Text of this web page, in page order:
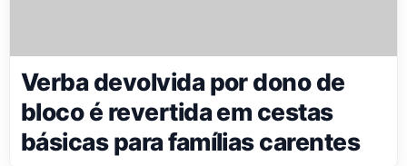
Verba devolvida por dono de
bloco é revertida em cestas
básicas para famílias carentes